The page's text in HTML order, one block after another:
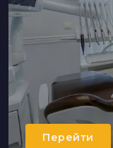
Перейти